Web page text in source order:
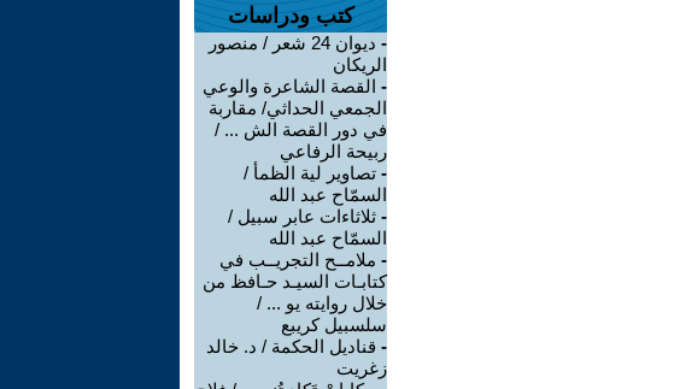
كتب ودراسات
-
ديوان 24 شعر / منصور
الريكان
- القصة الشاعرة والوعي
الجمعي الحداثي/ مقاربة
في دور القصة الش ... /
ربيحة الرفاعي
- تصاوير لية الظمأ /
السمّاح عبد الله
- ثلاثاءات عابر سبيل /
السمّاح عبد الله
- ملامــح التجريــب في
كتابـات السيـد حـافظ من
خلال روايته يو ... /
سلسبيل كريبع
- قناديل الحكمة / د. خالد
زغريت